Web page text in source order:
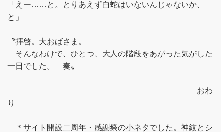
「えー……と。とりあえず白蛇はいないんじゃないか、
と」
〝拝啓。大おばさま。
そんなわけで、ひとつ、大人の階段をあがった気がした
一日でした。 奏〟
おわ
り
＊サイト開設二周年・感謝祭の小ネタでした。神紋とシ